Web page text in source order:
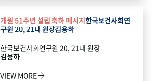
개원 51주년 설립 축하 메시지한국보건사회연
구원 20, 21대 원장김용하
한국보건사회연구원 20, 21대 원장
김용하
VIEW MORE